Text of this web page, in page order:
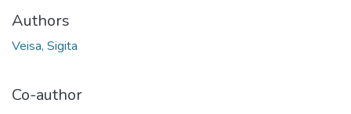
Authors
Veisa, Sigita
Co-author